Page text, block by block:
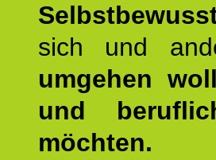
sich und
umgehen
und
möchten.